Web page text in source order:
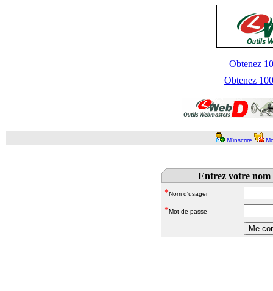
Obtenez
Obtenez
M'inscrire
Entrez votre nom
*Nom d'usager
*Mot de passe